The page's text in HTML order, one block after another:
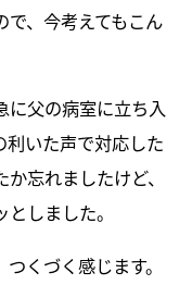
で、今考えてもこん
に父の病室に立ち入
利いた声で対応した
忘れましたけど、
しました。
くづく感じます。